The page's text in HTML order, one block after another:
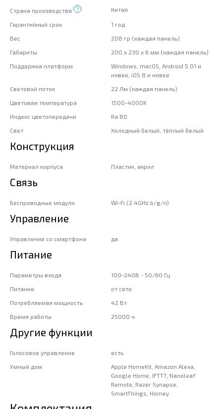
Страна производства Китай
Гарантийный срок
1 год
Вес
208 гр (каждая панель)
Габариты
200 x 230 x 6 мм (каждая панель)
Поддержка платформ
Windows, macOS, Android 5.01 и
новее, iOS 8 и новее
Световой поток
22 Лм (каждая панель)
Цветовая температура
1500-4000K
Индекс цветопередачи
Ra 80
Свет
Холодный белый, тёплый белый
Конструкция
Материал корпуса Пластик, акрил
Связь
Беспроводные модули Wi-Fi (2.4GHz b/g/n)
Управление
Управление со смартфона да
Питание
Параметры входа
100-240В - 50/60 Гц
Питание
от сети
Потребляемая мощность
42 Вт
Время работы
25000 ч
Другие функции
Голосовое управление
есть
Умный дом
Apple HomeKit, Amazon Alexa,
Google Home, IFTTT, Nanoleaf
Remote, Razer Synapse,
SmartThings, Homey